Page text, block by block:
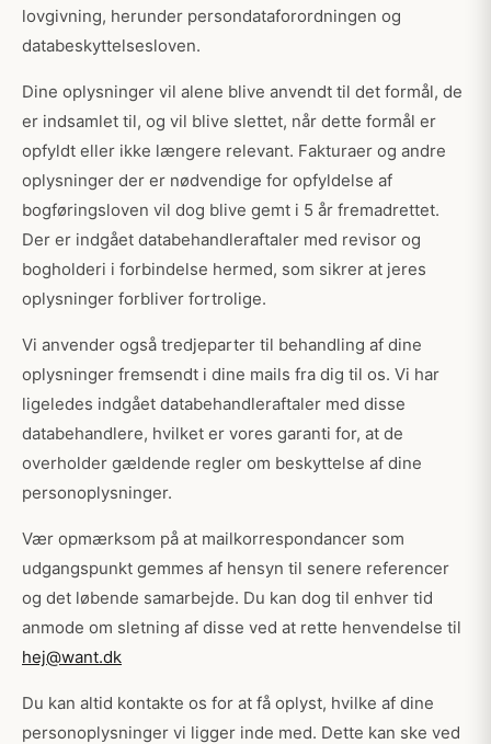
lovgivning, herunder persondataforordningen og
databeskyttelsesloven.
Dine oplysninger vil alene blive anvendt til det formål, de
er indsamlet til, og vil blive slettet, når dette formål er
opfyldt eller ikke længere relevant. Fakturaer og andre
oplysninger der er nødvendige for opfyldelse af
bogføringsloven vil dog blive gemt i 5 år fremadrettet.
Der er indgået databehandleraftaler med revisor og
bogholderi i forbindelse hermed, som sikrer at jeres
oplysninger forbliver fortrolige.
Vi anvender også tredjeparter til behandling af dine
oplysninger fremsendt i dine mails fra dig til os. Vi har
ligeledes indgået databehandleraftaler med disse
databehandlere, hvilket er vores garanti for, at de
overholder gældende regler om beskyttelse af dine
personoplysninger.
Vær opmærksom på at mailkorrespondancer som
udgangspunkt gemmes af hensyn til senere referencer
og det løbende samarbejde. Du kan dog til enhver tid
anmode om sletning af disse ved at rette henvendelse til
hej@want.dk
Du kan altid kontakte os for at få oplyst, hvilke af dine
personoplysninger vi ligger inde med. Dette kan ske ved